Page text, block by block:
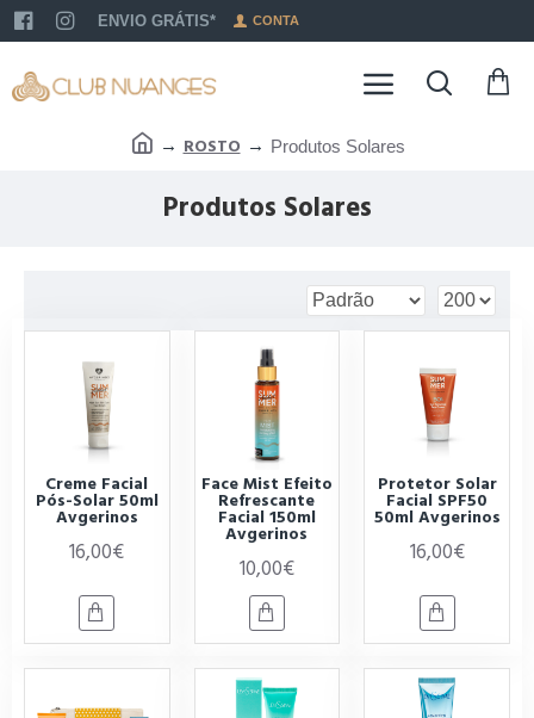
ENVIO GRÁTIS* CONTA
ROSTO Produtos Solares
Produtos Solares
Creme Facial
Pós-Solar 50ml
Avgerinos
16,00€
Face Mist Efeito
Refrescante
Facial 150ml
Avgerinos
10,00€
Protetor Solar
Facial SPF50
50ml Avgerinos
16,00€